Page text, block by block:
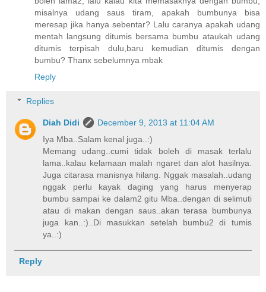
misalnya udang saus tiram, apakah bumbunya bisa
meresap jika hanya sebentar? Lalu caranya apakah udang
mentah langsung ditumis bersama bumbu ataukah udang
ditumis terpisah dulu,baru kemudian ditumis dengan
bumbu? Thanx sebelumnya mbak
Reply
Replies
Diah Didi
December 9, 2013 at 11:04 AM
Iya Mba..Salam kenal juga..:)
Memang udang..cumi tidak boleh di masak terlalu
lama..kalau kelamaan malah ngaret dan alot hasilnya.
Juga citarasa manisnya hilang. Nggak masalah..udang
nggak perlu kayak daging yang harus menyerap
bumbu sampai ke dalam2 gitu Mba..dengan di selimuti
atau di makan dengan saus..akan terasa bumbunya
juga kan..:)..Di masukkan setelah bumbu2 di tumis
ya..:)
Reply